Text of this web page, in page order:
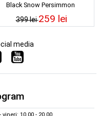
Black Snow Persimmon
399 lei259 lei
media
vineri: 10.00 - 20.00